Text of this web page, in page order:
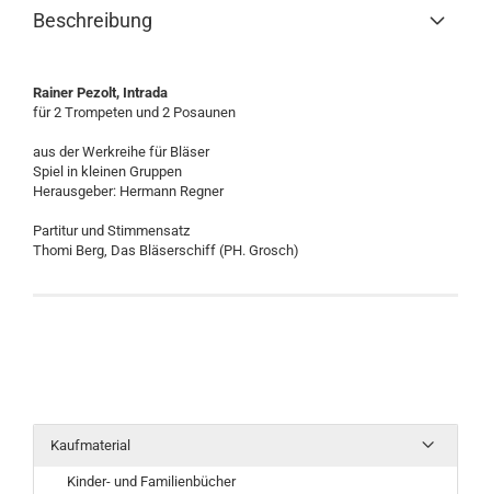
Beschreibung
Rainer Pezolt, Intrada
für 2 Trompeten und 2 Posaunen
aus der Werkreihe für Bläser
Spiel in kleinen Gruppen
Herausgeber: Hermann Regner
Partitur und Stimmensatz
Thomi Berg, Das Bläserschiff (PH. Grosch)
Kaufmaterial
Kinder- und Familienbücher